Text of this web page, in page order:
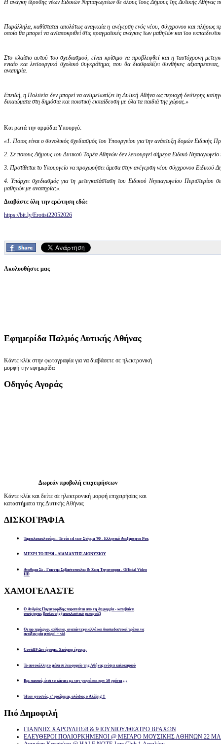
Η ανάγκη ίδρυσης νέων Ειδικών Νηπιαγωγείων σε όλους τους Δήμους της Δυτικής Αθήνας
Παράλληλα, καθίσταται απολύτως αναγκαία η ανέγερση ενός νέου, σύγχρονου και πλήρως
οποίο θα μπορεί να ανταποκριθεί στις πραγματικές ανάγκες των μαθητών και του
Στο πλαίσιο αυτού του σχεδιασμού, είναι κρίσιμο να προβλεφθεί και η ταυτόχρονη
ενιαίο και λειτουργικό σχολικό συγκρότημα, που θα διασφαλίζει συνθήκες
αναπηρία.
Επειδή, η Πολιτεία δεν μπορεί να αντιμετωπίζει τη Δυτική Αθήνα ως περιοχή δεύτερης
δικαιώματα στη δημόσια και ποιοτική εκπαίδευση με όλα τα παιδιά της χώρας.»
Και ρωτά την αρμόδια Υπουργό:
«1. Ποιος είναι ο συνολικός σχεδιασμός του Υπουργείου για την ανάπτυξη δομών Ειδικής
2. Σε ποιους Δήμους του Δυτικού Τομέα Αθηνών δεν λειτουργεί σήμερα Ειδικό
3. Προτίθεται το Υπουργείο να προχωρήσει άμεσα στην ανέγερση νέου σύγχρονου Ειδικού
4. Υπάρχει σχεδιασμός για τη μετεγκατάσταση του Ειδικού Νηπιαγωγείου Περιστερίου
μαθητών με αναπηρία;».
Διαβάστε όλη την ερώτηση εδώ:
https://bit.ly/Erotisi22052026
Ακολουθήστε μας
Εφημερίδα Παλμός Δυτικής Αθήνας
Κάντε κλίκ στην φωτογραφία για να διαβάσετε σε ηλεκτρονική
μορφή την εφημερίδα
Οδηγός Αγοράς
Δωρεάν προβολή επιχειρήσεων
Κάντε κλίκ και δείτε σε ηλεκτρονική μορφή επιχειρήσεις και
καταστήματα της Δυτικής Αθήνας
ΔΙΣΚΟΓΡΑΦΙΑ
Ταμπελοκουλτούρα - Το νέο cd των Στίγμα '90 - Ελληνικό Ανεξάρτητο Ροκ
ΜΕΧΡΙ ΤΟ ΠΡΩΙ - ΔΙΑΜΑΝΤΗΣ ΔΙΟΝΥΣΙΟΥ
Αναθεμα Σε - Γιαννης Σεβαστοπουλος & Ζωη Τηγανουρια - Official Video
HD
ΧΑΜΟΓΕΛΑΣΤΕ
Ο Ανδρέας Παχατουρίδης παραιτείται απο τη δημαρχία - κατεβαίνει
υποψήφιος βουλευτής (αποκλειστικό ρεπορτάζ)
Οι πιο περίεργοι, απίθανοι, αναπάντεχοι αλλά και διασκεδαστικοί τρόποι να
ανοίξεις μία μπύρα! + vid
Covid19 Δεν έχουμε. Χιούμορ έχουμε;
Το αυτοκόλλητο μέσα σε λεωφορείο της Αθήνας ενόψει καλοκαιριού
Βρε παππού, έτσι το κάνατε με την γιαγιά και πριν 50 χρόνια ;;;
Ήταν φτυστός, τ’ ορκίζομαι, ολόιδιος ο Αλέξης!!!
Πιό Δημοφιλή
ΓΙΑΝΝΗΣ ΧΑΡΟΥΛΗΣ/8 & 9 ΙΟΥΝΙΟΥ/ΘΕΑΤΡΟ ΒΡΑΧΩΝ
ΕΛΕΥΘΕΡΟΙ ΠΟΛΙΟΡΚΗΜΕΝΟΙ @ ΜΕΓΑΡΟ ΜΟΥΣΙΚΗΣ ΑΘΗΝΩΝ 22